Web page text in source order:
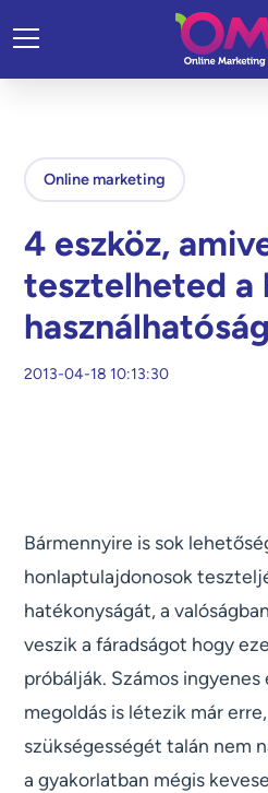
Online marketing
4 eszköz,
tesztelheted a
2013-04-18 10:13:30
Bármennyire is sok
honlaptulajdonosok
hatékonyságát, a
veszik a fáradságot hogy
próbálják. Számos
megoldás is létezik már
szükségességét talán nem
a gyakorlatban mégis